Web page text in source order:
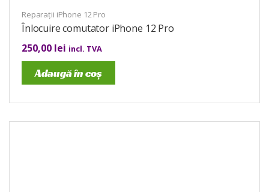
Reparații iPhone 12 Pro
Înlocuire comutator iPhone 12 Pro
250,00 lei incl. TVA
Adaugă în coș